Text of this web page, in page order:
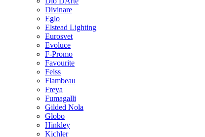
Divinare
Eglo
Elstead Lighting
Eurosvet
Evoluce
F-Promo
Favourite
Feiss
Flambeau
Freya
Fumagalli
Gilded Nola
Globo
Hinkley
Kichler